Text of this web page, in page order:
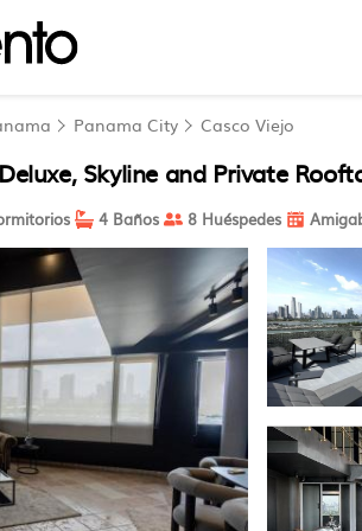
Panama City Casco Viejo
Skyline and Private
4 Baños 8 Huéspedes